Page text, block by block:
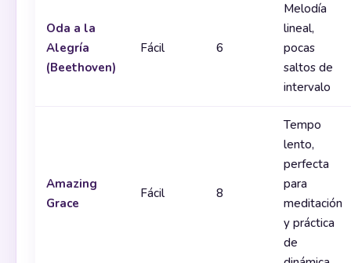
Oda a la
Alegría
(Beethoven)
Fácil 6
Melodía
lineal,
pocas
saltos de
intervalo
Amazing
Grace
Fácil 8
Tempo
lento,
perfecta
para
meditación
y práctica
de